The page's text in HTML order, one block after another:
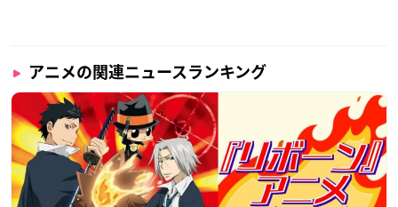
アニメの関連ニュースランキング